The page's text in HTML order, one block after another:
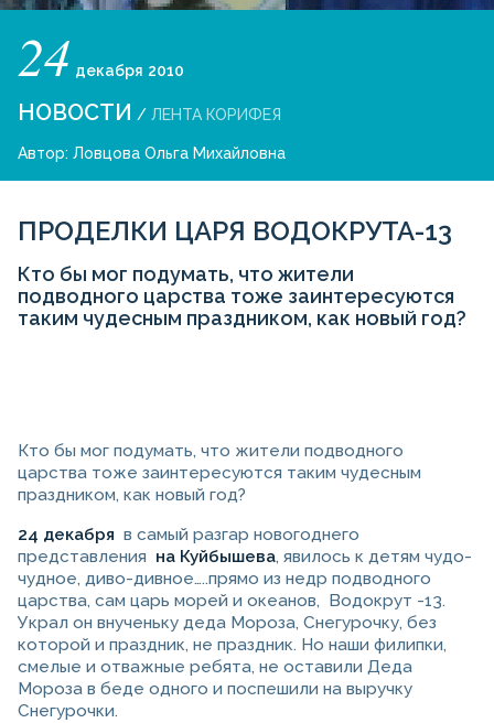
24 декабря 2010
НОВОСТИ / ЛЕНТА КОРИФЕЯ
Автор: Ловцова Ольга Михайловна
ПРОДЕЛКИ ЦАРЯ ВОДОКРУТА-13
Кто бы мог подумать, что жители
подводного царства тоже заинтересуются
таким чудесным праздником, как новый год?
Кто бы мог подумать, что жители подводного
царства тоже заинтересуются таким чудесным
праздником, как новый год?
24 декабря в самый разгар новогоднего
представления на Куйбышева, явилось к детям чудо-
чудное, диво-дивное…..прямо из недр подводного
царства, сам царь морей и океанов, Водокрут -13.
Украл он внученьку деда Мороза, Снегурочку, без
которой и праздник, не праздник. Но наши филипки,
смелые и отважные ребята, не оставили Деда
Мороза в беде одного и поспешили на выручку
Снегурочки.